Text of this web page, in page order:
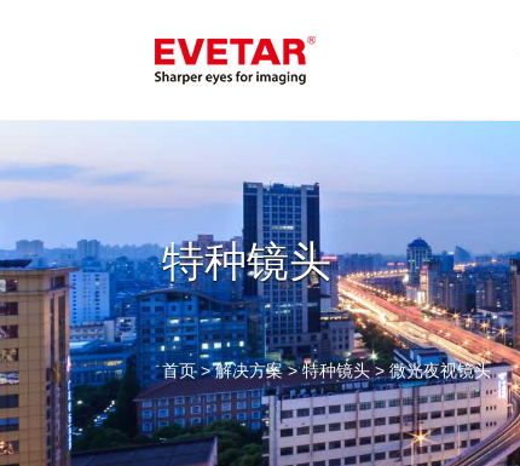
特种镜头
首页>解决方案>特种镜头> 微光夜视镜头